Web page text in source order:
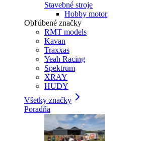
Stavebné stroje
Hobby motor
Obľúbené značky
RMT models
Kavan
Traxxas
Yeah Racing
Spektrum
XRAY
HUDY
Všetky značky
Poradňa